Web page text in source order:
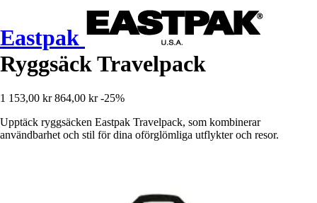
Eastpak
Ryggsäck Travelpack
1 153,00 kr 864,00 kr -25%
Upptäck ryggsäcken Eastpak Travelpack, som kombinerar
användbarhet och stil för dina oförglömliga utflykter och resor.